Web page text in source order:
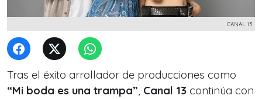
CANAL 13
Tras el éxito arrollador de producciones como
“Mi boda es una trampa”, Canal 13 continúa con